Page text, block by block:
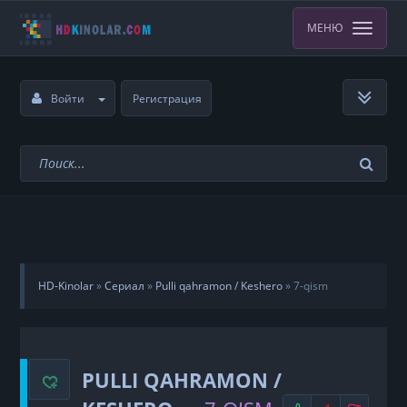
МЕНЮ
Войти Регистрация
HD-Kinolar»Сериал » Pulli qahramon / Keshero»7-qism
PULLI QAHRAMON /